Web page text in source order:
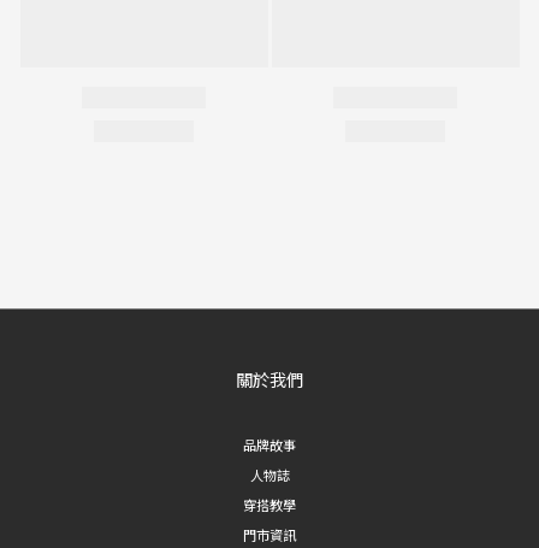
關於我們
品牌故事
人物誌
穿搭教學
門市資訊